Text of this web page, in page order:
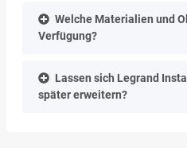
Welche Materialien und
Verfügung?
Lassen sich Legrand
später erweitern?